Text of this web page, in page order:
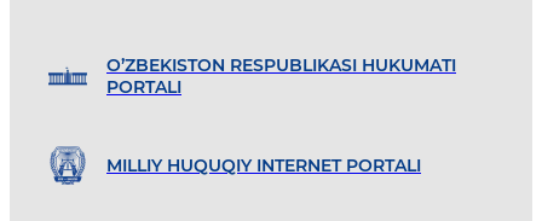
O’ZBEKISTON RESPUBLIKASI HUKUMATI
PORTALI
MILLIY HUQUQIY INTERNET PORTALI